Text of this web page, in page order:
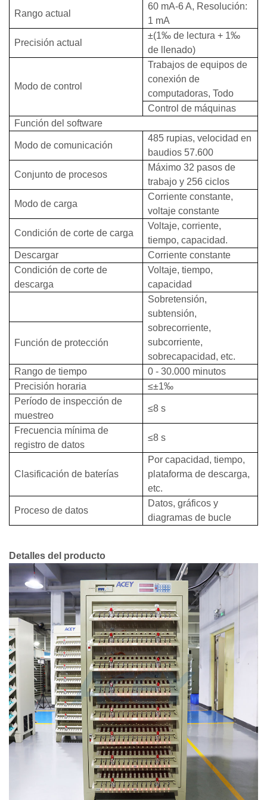
Rango actual
60 mA-6 A, Resolución:
1 mA
Precisión actual
±(1‰ de lectura + 1‰
de llenado)
Modo de control
Trabajos de equipos de
conexión de
computadoras, Todo
Control de máquinas
Función del software
Modo de comunicación
485 rupias, velocidad en
baudios 57.600
Conjunto de procesos
Máximo 32 pasos de
trabajo y 256 ciclos
Modo de carga
Corriente constante,
voltaje constante
Condición de corte de carga
Voltaje, corriente,
tiempo, capacidad.
Descargar
Corriente constante
Condición de corte de
descarga
Voltaje, tiempo,
capacidad
Sobretensión,
subtensión,
sobrecorriente,
subcorriente,
sobrecapacidad, etc.
Función de protección
Rango de tiempo
0 - 30.000 minutos
Precisión horaria
≤±1‰
Período de inspección de
muestreo
≤8 s
Frecuencia mínima de
registro de datos
≤8 s
Clasificación de baterías
Por capacidad, tiempo,
plataforma de descarga,
etc.
Proceso de datos
Datos, gráficos y
diagramas de bucle
Detalles del producto